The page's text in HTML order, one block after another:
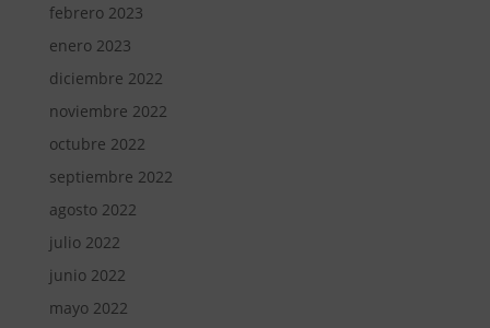
febrero 2023
enero 2023
diciembre 2022
noviembre 2022
octubre 2022
septiembre 2022
agosto 2022
julio 2022
junio 2022
mayo 2022